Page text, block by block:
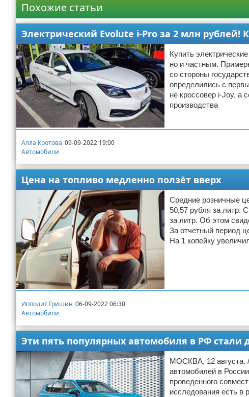
Похожие статьи
Электрический Evolute i-Pro за 2 млн рублей!
Купить
но и частным.
со стороны
определились с
не кроссовер i-Joy, а
производства
Алла Кротова 09-09-2022 19:00
Автомобили
Цена на топливо медленно ползёт вверх
Средние розничные
50,57 рубля за литр.
за литр. Об этом
За отчетный период
На 1 копейку
Ипполит Гришин 06-09-2022 06:30
Автомобили
Эти пять популярных автомобиля в РФ стали
МОСКВА, 12 августа.
автомобилей в
проведенного
исследования есть